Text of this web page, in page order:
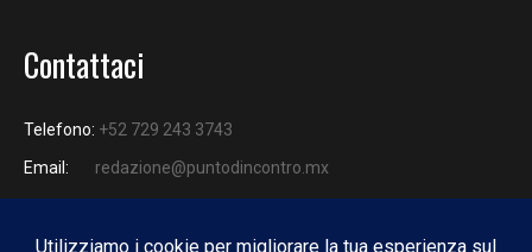
Contattaci
Telefono: +52 729 243 3743
Email:
redazione@puntodincontro.mx